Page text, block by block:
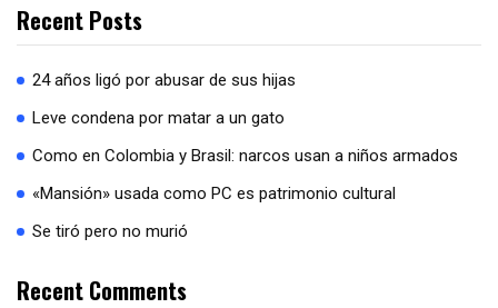
Recent Posts
24 años ligó por abusar de sus hijas
Leve condena por matar a un gato
Como en Colombia y Brasil: narcos usan a niños armados
«Mansión» usada como PC es patrimonio cultural
Se tiró pero no murió
Recent Comments